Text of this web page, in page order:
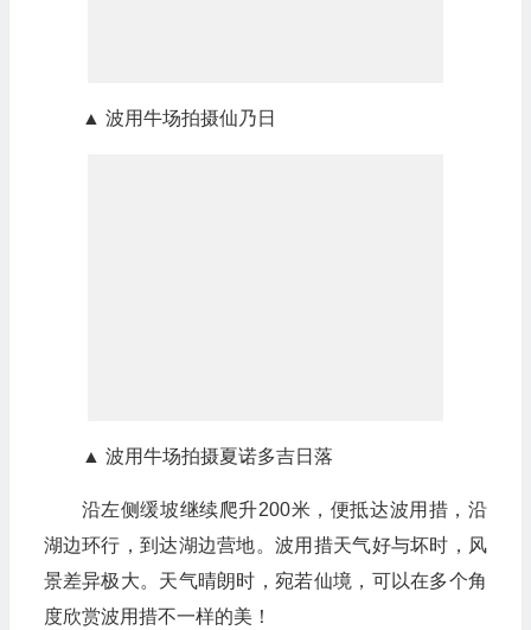
▲ 波用牛场拍摄仙乃日
▲ 波用牛场拍摄夏诺多吉日落
沿左侧缓坡继续爬升200米，便抵达波用措，沿
湖边环行，到达湖边营地。波用措天气好与坏时，风
景差异极大。天气晴朗时，宛若仙境，可以在多个角
度欣赏波用措不一样的美！